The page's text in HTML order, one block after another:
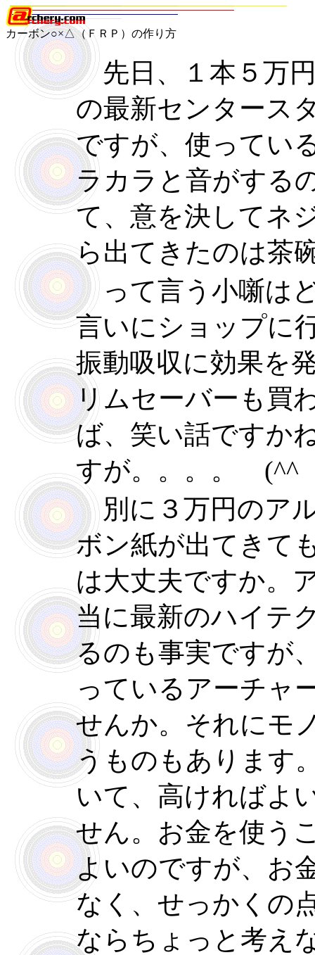
カーボン○×△（ＦＲＰ）の作り方
先日、１本５万
の最新センタース
ですが、使ってい
ラカラと音がする
て、意を決してネ
ら出てきたのは茶
って言う小噺は
言いにショップに
振動吸収に効果を
リムセーバーも買
ば、笑い話ですか
すが。。。。 (^^
別に３万円のア
ボン紙が出てきて
は大丈夫ですか。
当に最新のハイテ
るのも事実ですが
っているアーチャ
せんか。それにモ
うものもあります
いて、高ければよ
せん。お金を使う
よいのですが、お
なく、せっかくの
ならちょっと考え